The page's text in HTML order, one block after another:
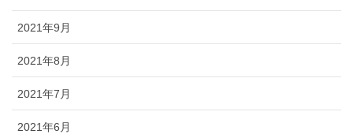
2021年9月
2021年8月
2021年7月
2021年6月